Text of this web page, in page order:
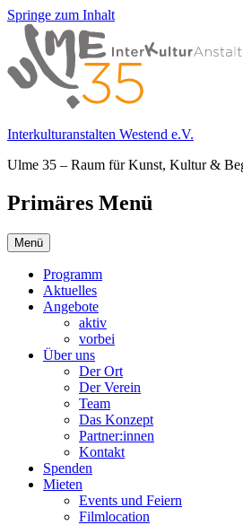
Springe zum Inhalt
Interkulturanstalten Westend e.V.
Ulme 35 – Raum für Kunst, Kultur &
Primäres Menü
Menü
Programm
Aktuelles
Angebote
aktiv
vorbei
Über uns
Der Ort
Der Verein
Team
Das Konzept
Partner:innen
Kontakt
Spenden
Mieten
Events und Feiern
Filmlocation